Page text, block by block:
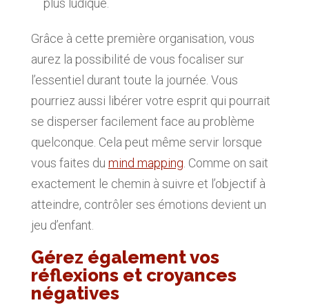
plus ludique.
Grâce à cette première organisation, vous
aurez la possibilité de vous focaliser sur
l’essentiel durant toute la journée. Vous
pourriez aussi libérer votre esprit qui pourrait
se disperser facilement face au problème
quelconque. Cela peut même servir lorsque
vous faites du mind mapping. Comme on sait
exactement le chemin à suivre et l’objectif à
atteindre, contrôler ses émotions devient un
jeu d’enfant.
Gérez également vos
réflexions et croyances
négatives